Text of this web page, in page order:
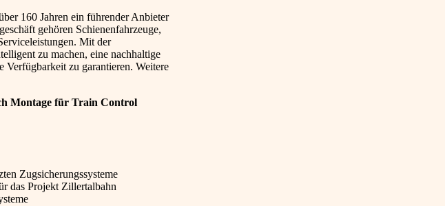
160 Jahren ein führender Anbieter
gehören Schienenfahrzeuge,
Mit der
zu machen, eine nachhaltige
Verfügbarkeit zu garantieren. Weitere
Montage für Train Control
Zugsicherungssysteme
das Projekt Zillertalbahn